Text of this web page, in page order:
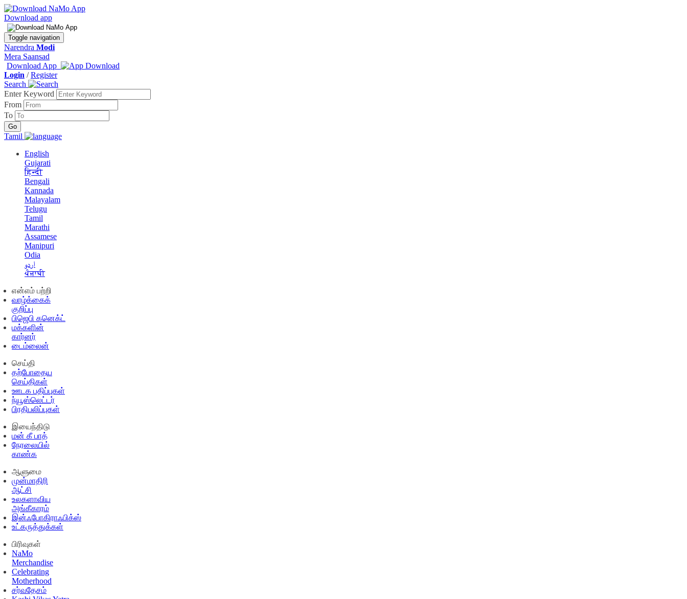
Download app
Toggle navigation
Narendra Modi
Mera Saansad
Download App
Login /Register
Search
Enter Keyword
From
To
Tamil
English
Gujarati
हिन्दी
Bengali
Kannada
Malayalam
Telugu
Tamil
Marathi
Assamese
Manipuri
Odia
اردو
ਪੰਜਾਬੀ
என்எம் பற்றி
வாழ்க்கைக்
குறிப்பு
பிஜெபி கனெக்ட்
மக்களின்
கார்னர்
டைம்லைன்
செய்தி
தற்போதைய
செய்திகள்
ஊடக பதிப்புகள்
ந்யூஸ்லெட்டர்
பிரதிபலிப்புகள்
இயைந்திடு
மன் கீ பாத்
நேரலையில்
காண்க
ஆளுமை
முன்மாதிரி
ஆட்சி
உலகளாவிய
அங்கீகாரம்
இன்ஃபோகிராஃபிக்ஸ்
உட்கருத்துக்கள்
பிரிவுகள்
NaMo
Merchandise
Celebrating
Motherhood
சர்வதேசம்